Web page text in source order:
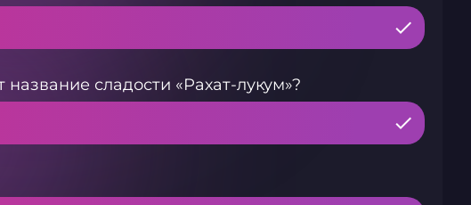
сладости «Рахат-лукум»?